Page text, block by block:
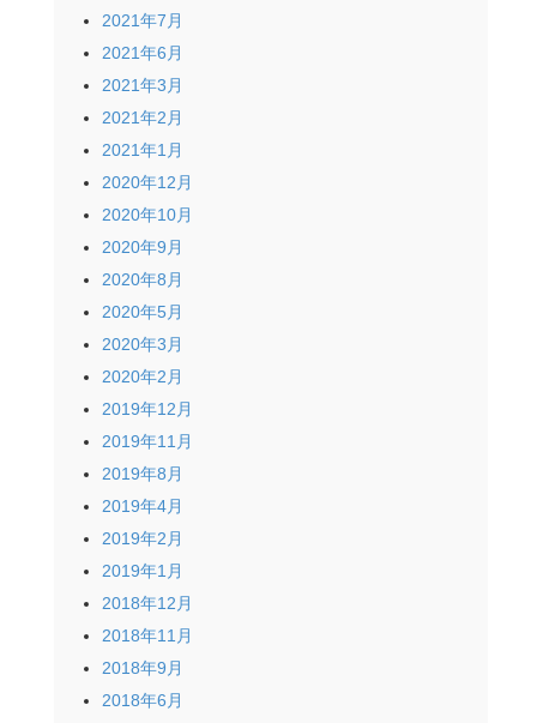
2021年7月
2021年6月
2021年3月
2021年2月
2021年1月
2020年12月
2020年10月
2020年9月
2020年8月
2020年5月
2020年3月
2020年2月
2019年12月
2019年11月
2019年8月
2019年4月
2019年2月
2019年1月
2018年12月
2018年11月
2018年9月
2018年6月